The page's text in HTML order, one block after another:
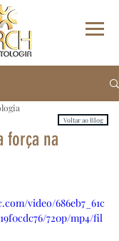
força na
video/686eb7_61c
720p/mp4/fil
Voltar ao Blog